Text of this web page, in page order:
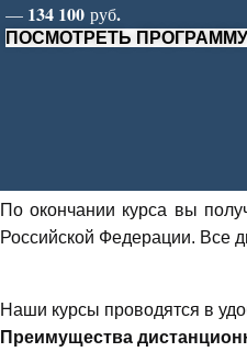
— 134 100 руб.
ПОСМОТРЕТЬ ПРОГРАММУ
По окончании курса вы
Российской Федерации. Все
Наши курсы проводятся в
Преимущества